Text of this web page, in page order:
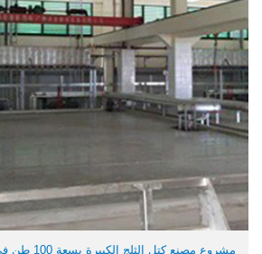
مشروع مصنع كتل الثلج الكبيرة بسعة 100 طن في ماليزيا